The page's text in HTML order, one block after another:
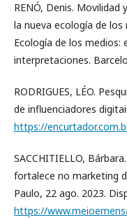
RENÓ, Denis. Movilidad
la nueva ecología de los
Ecología de los medios:
interpretaciones.
RODRIGUES, LÉO.
de influenciadores
https://
SACCHITIELLO,
fortalece no marketing
Paulo, 22 ago. 2023.
https://